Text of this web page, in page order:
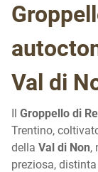
Val di
Il Groppello di
Trentino,
della Val di Non,
preziosa,